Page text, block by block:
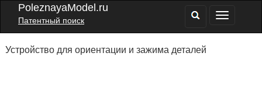
PoleznayaModel.ru
Патентный поиск
Устройство для ориентации и зажима деталей